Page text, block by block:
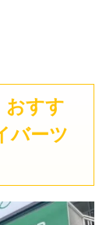
おすす
バーツ